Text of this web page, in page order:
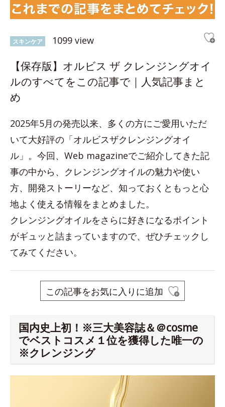
スキンケア 1099 view
【保存版】オルビス ザ クレンジングオイ
ルのすべてをこの記事で｜人気記事まと
め
2025年5月の発売以来、多くの方にご愛用いただ
いて大好評の「オルビスザクレンジングオイ
ル」。今回、Web magazineでご紹介してきた記
事の中から、クレンジングオイルの魅力や使い
方、開発ストーリーなど、知っておくともっと心
地よく使える情報をまとめました。
クレンジングオイルをさらに好きになるポイント
がギュッと詰まっていますので、ぜひチェックし
てみてください。
この記事をお気に入りに追加
国内史上初！※三大美容誌＆＠cosme
でベストコスメ１位を獲得した唯一の
※クレンジング